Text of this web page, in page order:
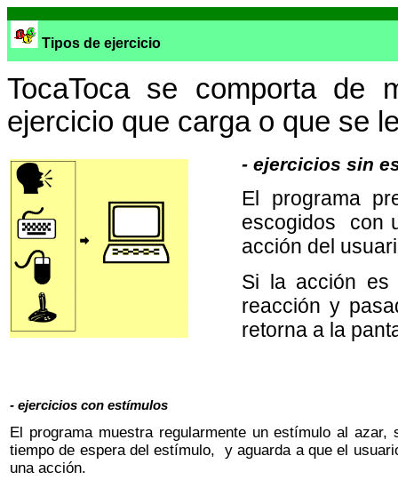
Tipos de ejercicio
TocaToca se comporta de
ejercicio que carga o que se
- ejercicios sin
El programa
escogidos con
acción del
Si la acción es
reacción y
retorna a la
- ejercicios con estímulos
El programa muestra regularmente un estímulo al azar,
tiempo de espera del estímulo, y aguarda a que el
una acción.